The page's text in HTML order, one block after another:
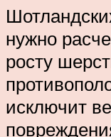
нужно
росту
исключит